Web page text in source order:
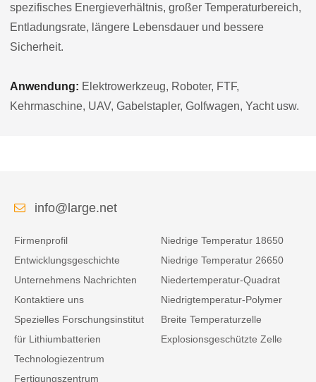
spezifisches Energieverhältnis, großer Temperaturbereich,
Entladungsrate, längere Lebensdauer und bessere
Sicherheit.
Anwendung: Elektrowerkzeug, Roboter, FTF,
Kehrmaschine, UAV, Gabelstapler, Golfwagen, Yacht usw.
info@large.net
Firmenprofil
Entwicklungsgeschichte
Unternehmens Nachrichten
Kontaktiere uns
Spezielles Forschungsinstitut
für Lithiumbatterien
Technologiezentrum
Fertigungszentrum
Niedrige Temperatur 18650
Niedrige Temperatur 26650
Niedertemperatur-Quadrat
Niedrigtemperatur-Polymer
Breite Temperaturzelle
Explosionsgeschützte Zelle